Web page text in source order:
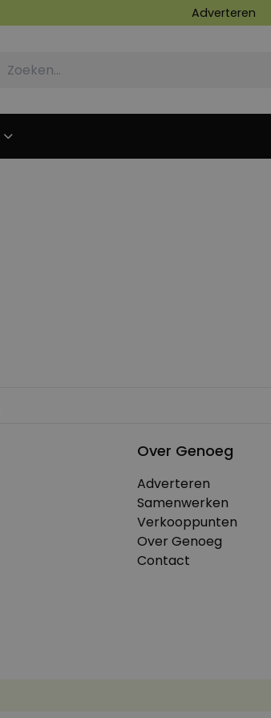
Adverteren
Over Genoeg
Adverteren
Samenwerken
Verkooppunten
Over Genoeg
Contact